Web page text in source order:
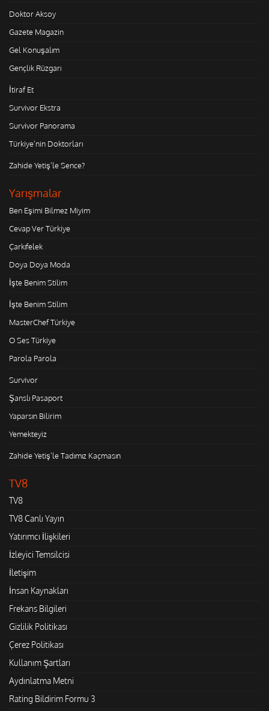
Doktor Aksoy
Gazete Magazin
Gel Konuşalım
Gençlik Rüzgarı
İtiraf Et
Survivor Ekstra
Survivor Panorama
Türkiye'nin Doktorları
Zahide Yetiş'le Sence?
Yarışmalar
Ben Eşimi Bilmez Miyim
Cevap Ver Türkiye
Çarkıfelek
Doya Doya Moda
İşte Benim Stilim
İşte Benim Stilim
MasterChef Türkiye
O Ses Türkiye
Parola Parola
Survivor
Şanslı Pasaport
Yaparsın Bilirim
Yemekteyiz
Zahide Yetiş'le Tadımız Kaçmasın
TV8
TV8
TV8 Canlı Yayın
Yatırımcı İlişkileri
İzleyici Temsilcisi
İletişim
İnsan Kaynakları
Frekans Bilgileri
Gizlilik Politikası
Çerez Politikası
Kullanım Şartları
Aydınlatma Metni
Rating Bildirim Formu 3